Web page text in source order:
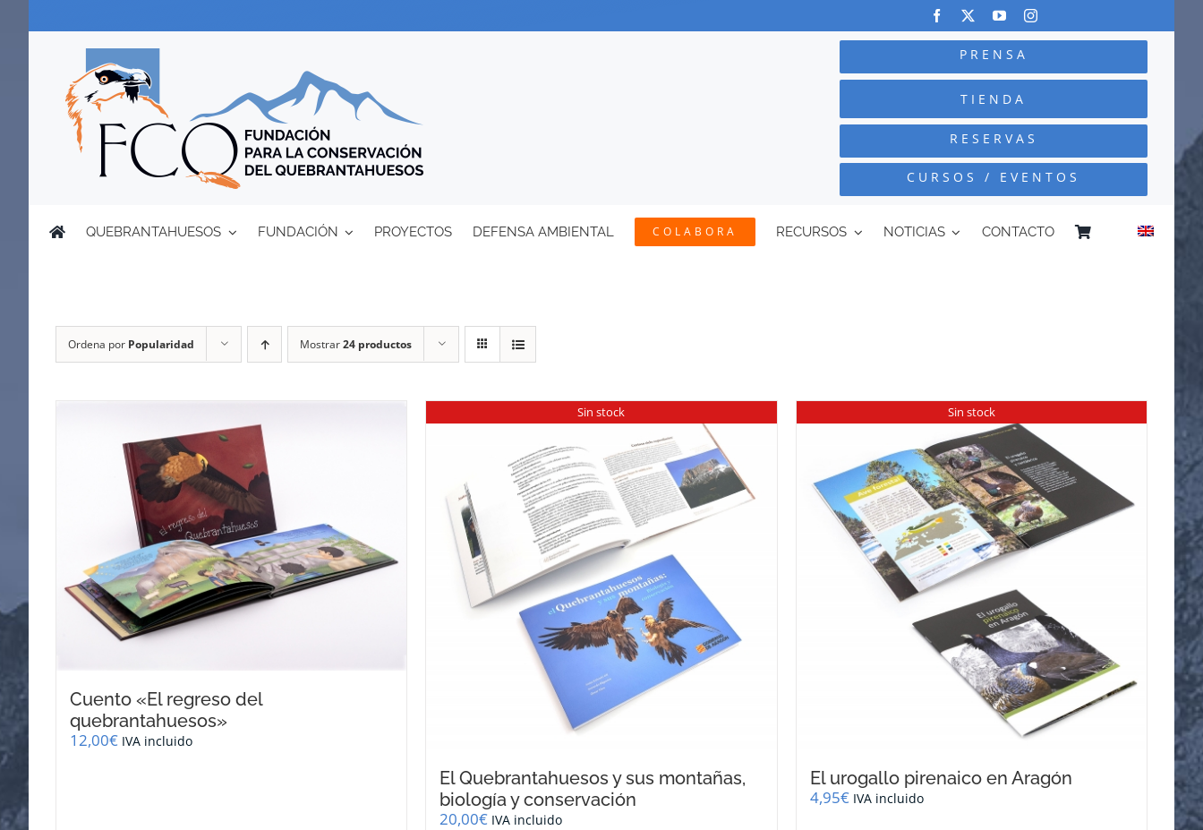
PRENSA
TIENDA
RESERVAS
CURSOS / EVENTOS
QUEBRANTAHUESOS FUNDACIÓN PROYECTOS DEFENSA AMBIENTAL COLABORA RECURSOS NOTICIAS CONTACTO
Ordena por Popularidad Mostrar24 productos
Cuento «El regreso del
quebrantahuesos»
12,00€ IVA incluido
Sin stock
El Quebrantahuesos y sus montañas,
biología y conservación
20,00€ IVA incluido
Sin stock
El urogallo pirenaico en Aragón
4,95€ IVA incluido